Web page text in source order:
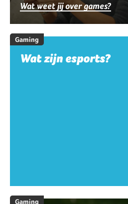
Wat weet jij over games?
Gaming
Wat zijn esports?
Gaming